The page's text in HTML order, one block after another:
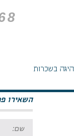
בשכרות
השאירו